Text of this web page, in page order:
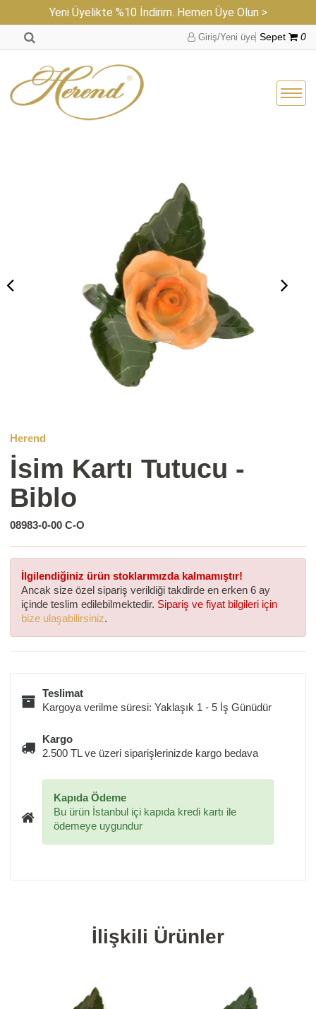
Yeni Üyelikte %10 İndirim. Hemen Üye Olun >
Giriş/Yeni üye Sepet 0
Herend
İsim Kartı Tutucu -
Biblo
08983-0-00 C-O
İlgilendiğiniz ürün stoklarımızda kalmamıştır!
Ancak size özel sipariş verildiği takdirde en erken 6 ay
içinde teslim edilebilmektedir. Sipariş ve fiyat bilgileri için
bize ulaşabilirsiniz.
Teslimat
Kargoya verilme süresi: Yaklaşık 1 - 5 İş Günüdür
Kargo
2.500 TL ve üzeri siparişlerinizde kargo bedava
Kapıda Ödeme
Bu ürün İstanbul içi kapıda kredi kartı ile
ödemeye uygundur
İlişkili Ürünler